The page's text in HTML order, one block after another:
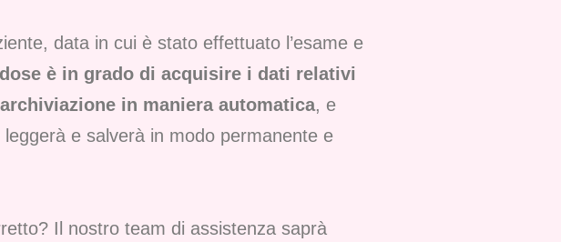
data in cui è stato effettuato l’esame e
è in grado di acquisire i dati relativi
in maniera automatica, e
e salverà in modo permanente e
Il nostro team di assistenza saprà